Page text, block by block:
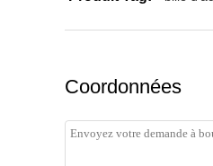
Coordonnées